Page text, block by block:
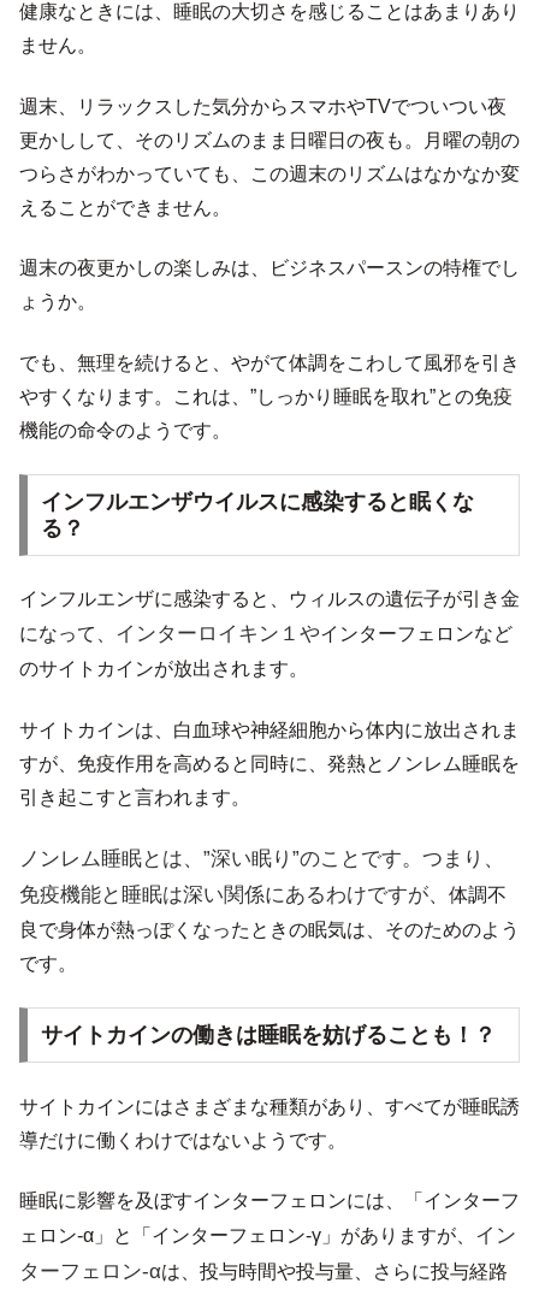
健康なときには、睡眠の大切さを感じることはあまりあり
ません。
週末、リラックスした気分からスマホやTVでついつい夜
更かしして、そのリズムのまま日曜日の夜も。月曜の朝の
つらさがわかっていても、この週末のリズムはなかなか変
えることができません。
週末の夜更かしの楽しみは、ビジネスパースンの特権でし
ょうか。
でも、無理を続けると、やがて体調をこわして風邪を引き
やすくなります。これは、”しっかり睡眠を取れ”との免疫
機能の命令のようです。
インフルエンザウイルスに感染すると眠くな
る？
インフルエンザに感染すると、ウィルスの遺伝子が引き金
になって、 インターロイキン１やインターフェロンなど
のサイトカインが放出されます。
サイトカインは、白血球や神経細胞から体内に放出されま
すが、免疫作用を高めると同時に、発熱とノンレム睡眠を
引き起こすと言われます。
ノンレム睡眠とは、”深い眠り”のことです。つまり、
免疫機能と睡眠は深い関係にあるわけですが、 体調不
良で身体が熱っぽくなったときの眠気は、そのためのよう
です。
サイトカインの働きは睡眠を妨げることも！？
サイトカインにはさまざまな種類があり、すべてが睡眠誘
導だけに働くわけではないようです。
睡眠に影響を及ぼすインターフェロンには、「インターフ
ェロン-α」と「インターフェロン-γ」がありますが、 イン
ターフェロン-αは、投与時間や投与量、さらに投与経路